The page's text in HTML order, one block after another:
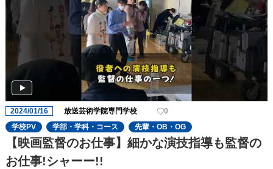
2024/01/16 放送芸術学院専門学校
0
学校PV
学部・学科・コース 先輩・OB・OG
【映画監督のお仕事】細かな演技指導も監督の
お仕事!シャーー!!